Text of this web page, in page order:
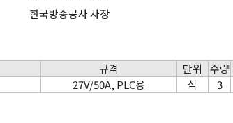
한국방송공사 사장
규격 단위 수량
27V/50A, PLC용 식 3